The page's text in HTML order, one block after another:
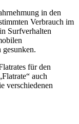
in den
Verbrauch im
Surfverhalten
gesunken.
für den
auch
verschiedenen